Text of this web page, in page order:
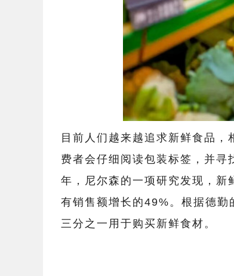
目前人们越来越追求新鲜食品，
费者会仔细阅读包装标签，并
年，尼尔森的一项研究发现，新
有销售额增长的49%。根据德
三分之一用于购买新鲜食材。